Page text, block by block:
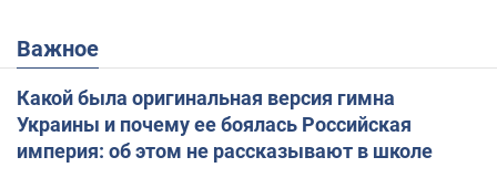
Важное
Какой была оригинальная версия гимна
Украины и почему ее боялась Российская
империя: об этом не рассказывают в школе